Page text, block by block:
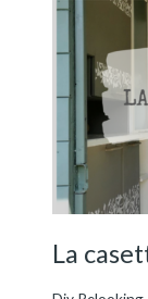
La
La
di
legno
trasformata